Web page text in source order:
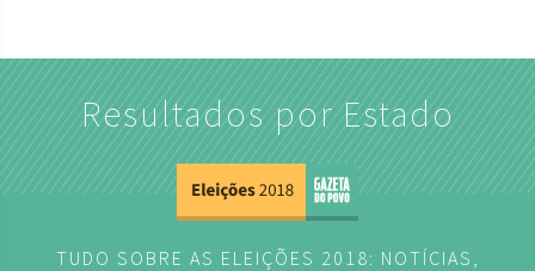
Resultados por Estado
TUDO SOBRE AS ELEIÇÕES 2018: NOTÍCIAS,